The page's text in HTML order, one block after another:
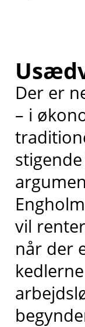
Der er
– i
vil
når der